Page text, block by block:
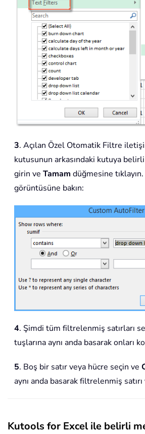
3. Açılan Özel Otomatik Filtre
kutusunun arkasındaki kutuya
girin ve Tamam düğmesine
görüntüsüne bakın:
4. Şimdi tüm filtrelenmiş satırları
tuşlarına aynı anda basarak onları
5. Boş bir satır veya hücre seçin ve
aynı anda basarak filtrelenmiş satırı
Kutools for Excel ile belirli